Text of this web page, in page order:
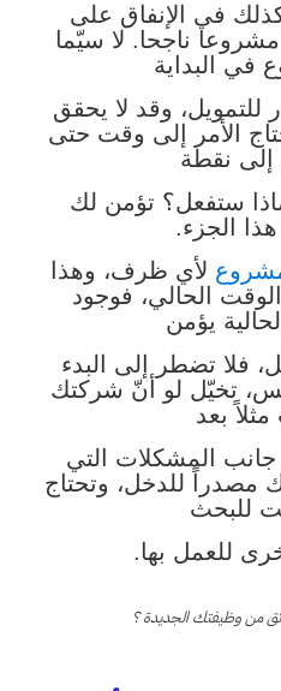
في الإنفاق على
ناجحا. لا سيّما
في البداية
وقد لا يحقق
الأمر إلى وقت حتى
إلى نقطة
ماذا ستفعل؟ تؤمن لك
هذا الجزء.
لأي ظرف، وهذا
الحالي، فوجود
يؤمن
فلا تضطر إلى البدء
تخيّل لو أنّ شركتك
بعد
جانب المشكلات التي
مصدراً للدخل، وتحتاج
للبحث
للعمل بها.